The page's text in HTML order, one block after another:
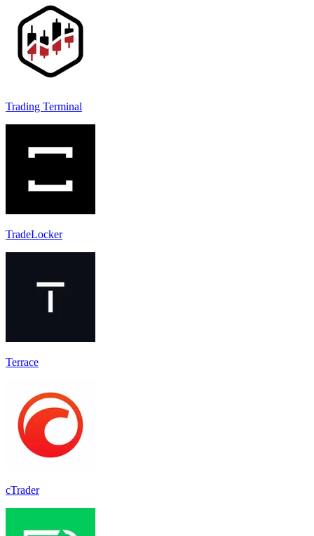
Trading Terminal
TradeLocker
Terrace
cTrader